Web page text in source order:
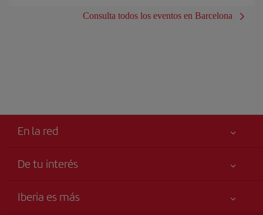
Consulta todos los eventos en Barcelona
En la red
De tu interés
Accesibilidad
Iberia es más